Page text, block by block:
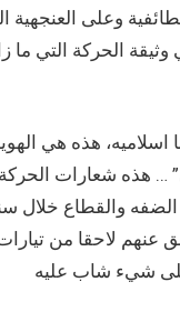
وعلى العنجهية
الحركة التي
هذه هي
هذه شعارات الحركة
والقطاع خلال
عنهم لاحقا من